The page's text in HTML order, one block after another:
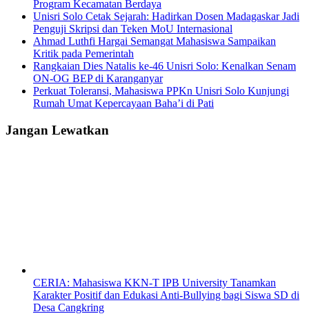
Program Kecamatan Berdaya
Unisri Solo Cetak Sejarah: Hadirkan Dosen Madagaskar Jadi
Penguji Skripsi dan Teken MoU Internasional
Ahmad Luthfi Hargai Semangat Mahasiswa Sampaikan
Kritik pada Pemerintah
Rangkaian Dies Natalis ke-46 Unisri Solo: Kenalkan Senam
ON-OG BEP di Karanganyar
Perkuat Toleransi, Mahasiswa PPKn Unisri Solo Kunjungi
Rumah Umat Kepercayaan Baha’i di Pati
Jangan Lewatkan
CERIA: Mahasiswa KKN-T IPB University Tanamkan
Karakter Positif dan Edukasi Anti-Bullying bagi Siswa SD di
Desa Cangkring